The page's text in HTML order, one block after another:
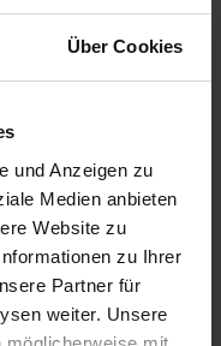
Über Cookies
und Anzeigen zu
Medien anbieten
Website zu
zu Ihrer
Partner für
weiter. Unsere
gewünschten